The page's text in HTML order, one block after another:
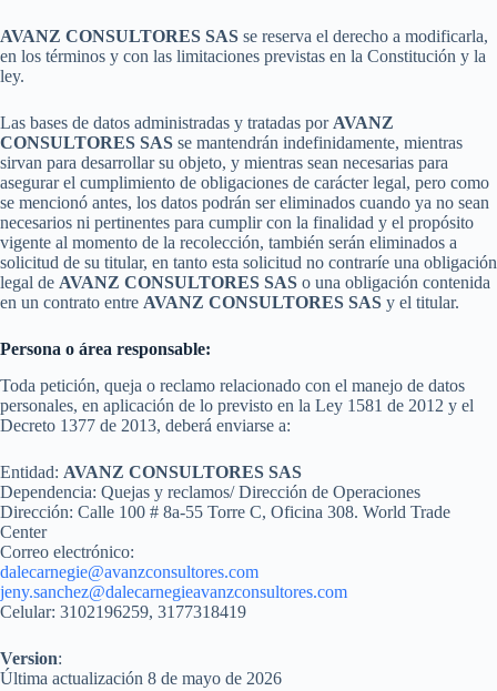
AVANZ CONSULTORES SAS se reserva el derecho a modificarla,
en los términos y con las limitaciones previstas en la Constitución y la
ley.
Las bases de datos administradas y tratadas por AVANZ
CONSULTORES SAS se mantendrán indefinidamente, mientras
sirvan para desarrollar su objeto, y mientras sean necesarias para
asegurar el cumplimiento de obligaciones de carácter legal, pero como
se mencionó antes, los datos podrán ser eliminados cuando ya no sean
necesarios ni pertinentes para cumplir con la finalidad y el propósito
vigente al momento de la recolección, también serán eliminados a
solicitud de su titular, en tanto esta solicitud no contraríe una obligación
legal de AVANZ CONSULTORES SAS o una obligación contenida
en un contrato entre AVANZ CONSULTORES SAS y el titular.
Persona o área responsable:
Toda petición, queja o reclamo relacionado con el manejo de datos
personales, en aplicación de lo previsto en la Ley 1581 de 2012 y el
Decreto 1377 de 2013, deberá enviarse a:
Entidad: AVANZ CONSULTORES SAS
Dependencia: Quejas y reclamos/ Dirección de Operaciones
Dirección: Calle 100 # 8a-55 Torre C, Oficina 308. World Trade
Center
Correo electrónico:
dalecarnegie@avanzconsultores.com
jeny.sanchez@dalecarnegieavanzconsultores.com
Celular: 3102196259, 3177318419
Version:
Última actualización 8 de mayo de 2026